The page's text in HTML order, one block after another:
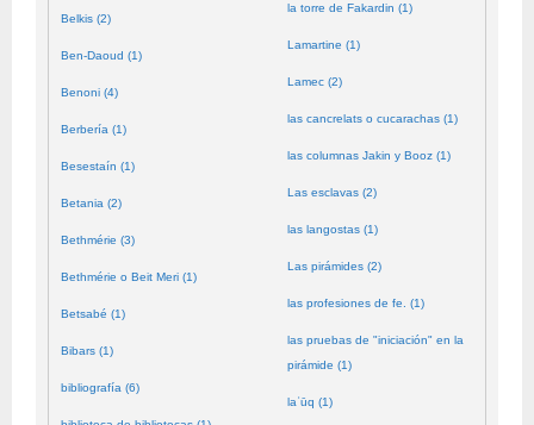
Belkis (2)
Ben-Daoud (1)
Benoni (4)
Berbería (1)
Besestaín (1)
Betania (2)
Bethmérie (3)
Bethmérie o Beit Meri (1)
Betsabé (1)
Bibars (1)
bibliografía (6)
la torre de Fakardin (1)
Lamartine (1)
Lamec (2)
las cancrelats o cucarachas (1)
las columnas Jakin y Booz (1)
Las esclavas (2)
las langostas (1)
Las pirámides (2)
las profesiones de fe. (1)
las pruebas de "iniciación" en la
pirámide (1)
laʿūq (1)